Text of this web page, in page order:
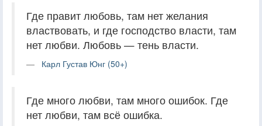
Где правит любовь, там нет желания
властвовать, и где господство власти, там
нет любви. Любовь — тень власти.
Карл Густав Юнг (50+)
Где много любви, там много ошибок. Где
нет любви, там всё ошибка.